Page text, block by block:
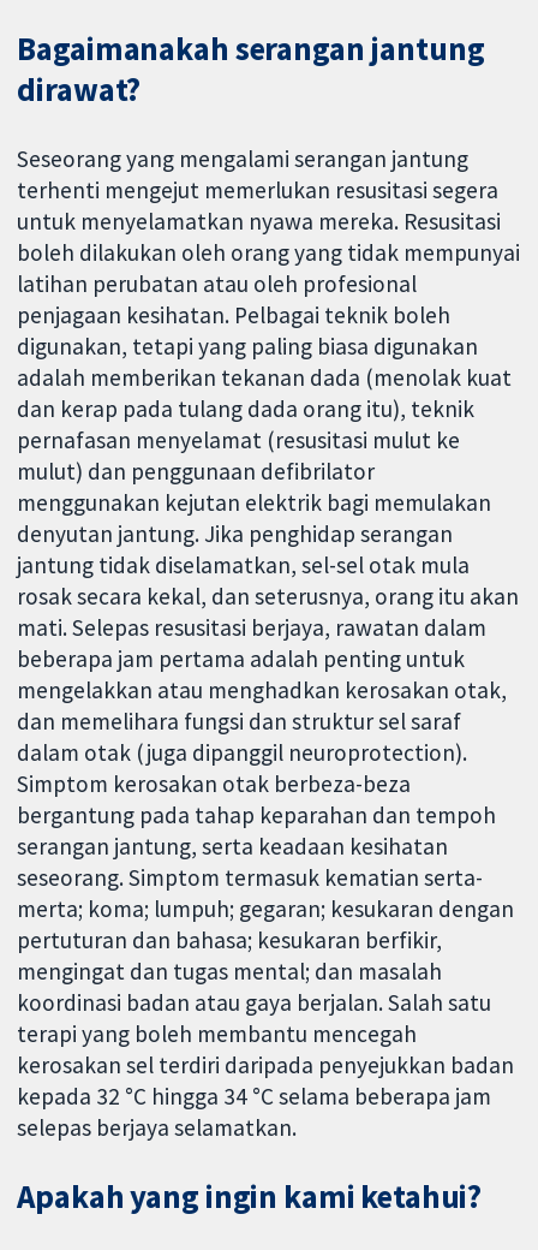
Bagaimanakah serangan jantung
dirawat?
Seseorang yang mengalami serangan jantung
terhenti mengejut memerlukan resusitasi segera
untuk menyelamatkan nyawa mereka. Resusitasi
boleh dilakukan oleh orang yang tidak mempunyai
latihan perubatan atau oleh profesional
penjagaan kesihatan. Pelbagai teknik boleh
digunakan, tetapi yang paling biasa digunakan
adalah memberikan tekanan dada (menolak kuat
dan kerap pada tulang dada orang itu), teknik
pernafasan menyelamat (resusitasi mulut ke
mulut) dan penggunaan defibrilator
menggunakan kejutan elektrik bagi memulakan
denyutan jantung. Jika penghidap serangan
jantung tidak diselamatkan, sel-sel otak mula
rosak secara kekal, dan seterusnya, orang itu akan
mati. Selepas resusitasi berjaya, rawatan dalam
beberapa jam pertama adalah penting untuk
mengelakkan atau menghadkan kerosakan otak,
dan memelihara fungsi dan struktur sel saraf
dalam otak (juga dipanggil neuroprotection).
Simptom kerosakan otak berbeza-beza
bergantung pada tahap keparahan dan tempoh
serangan jantung, serta keadaan kesihatan
seseorang. Simptom termasuk kematian serta-
merta; koma; lumpuh; gegaran; kesukaran dengan
pertuturan dan bahasa; kesukaran berfikir,
mengingat dan tugas mental; dan masalah
koordinasi badan atau gaya berjalan. Salah satu
terapi yang boleh membantu mencegah
kerosakan sel terdiri daripada penyejukkan badan
kepada 32 °C hingga 34 °C selama beberapa jam
selepas berjaya selamatkan.
Apakah yang ingin kami ketahui?